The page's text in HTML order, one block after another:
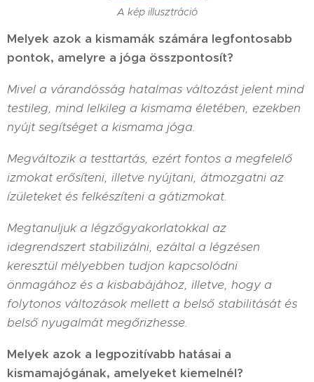
A kép illusztráció
Melyek azok a kismamák számára legfontosabb
pontok, amelyre a jóga összpontosít?
Mivel a várandósság hatalmas változást jelent mind
testileg, mind lelkileg a kismama életében, ezekben
nyújt segítséget a kismama jóga.
Megváltozik a testtartás, ezért fontos a megfelelő
izmokat erősíteni, illetve nyújtani, átmozgatni az
ízületeket és felkészíteni a gátizmokat.
Megtanuljuk a légzőgyakorlatokkal az
idegrendszert stabilizálni, ezáltal a légzésen
keresztül mélyebben tudjon kapcsolódni
önmagához és a kisbabájához, illetve, hogy a
folytonos változások mellett a belső stabilitását és
belső nyugalmát megőrizhesse.
Melyek azok a legpozitívabb hatásai a
kismamajógának, amelyeket kiemelnél?